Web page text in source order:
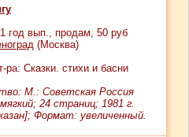
год вып., продам, 50 руб
(Москва)
ра: Сказки. стихи и басни
М.: Советская Россия
24 страниц; 1981 г.
Формат: увеличенный.